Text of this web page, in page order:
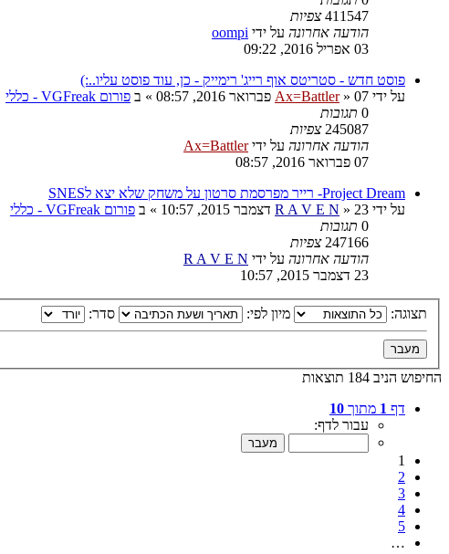
411547 צפיות
הודעה אחרונה על ידי oompi
03 אפריל 2016, 09:22
פוסט חדש - סטריטס אוף רייג' רימייק - כן, עוד פוסט עליו..:)
על ידי
Ax=Battler» 07 פברואר 2016, 08:57 » ב פורום VGFreak - כללי
0 תגובות
245087 צפיות
הודעה אחרונה על ידיAx=Battler
07 פברואר 2016, 08:57
Project Dream- רייר מפרסמת סרטון על משחק שלא יצא לSNES
על ידי
R A V E N » 23 דצמבר 2015, 10:57 » ב פורום VGFreak - כללי
0 תגובות
247166 צפיות
הודעה אחרונה על ידי R A V E N
23 דצמבר 2015, 10:57
תצוגה: מיון לפי: סדר:
החיפוש הניב 184 תוצאות
דף 1 מתוך 10
עבור לדף:
1
2
3
4
5
…